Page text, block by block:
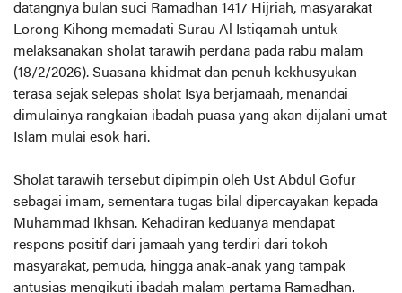
datangnya bulan suci Ramadhan 1417 Hijriah, masyarakat
Lorong Kihong memadati Surau Al Istiqamah untuk
melaksanakan sholat tarawih perdana pada rabu malam
(18/2/2026). Suasana khidmat dan penuh kekhusyukan
terasa sejak selepas sholat Isya berjamaah, menandai
dimulainya rangkaian ibadah puasa yang akan dijalani umat
Islam mulai esok hari.
Sholat tarawih tersebut dipimpin oleh Ust Abdul Gofur
sebagai imam, sementara tugas bilal dipercayakan kepada
Muhammad Ikhsan. Kehadiran keduanya mendapat
respons positif dari jamaah yang terdiri dari tokoh
masyarakat, pemuda, hingga anak-anak yang tampak
antusias mengikuti ibadah malam pertama Ramadhan.